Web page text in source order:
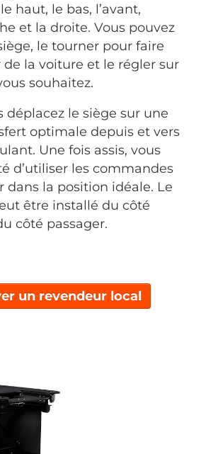
haut, le bas, l’avant,
et la droite. Vous pouvez
le tourner pour faire
de la voiture et le régler sur
souhaitez.
déplacez le siège sur une
optimale depuis et vers
Une fois assis, vous
d’utiliser les commandes
dans la position idéale. Le
être installé du côté
côté passager.
un revendeur local